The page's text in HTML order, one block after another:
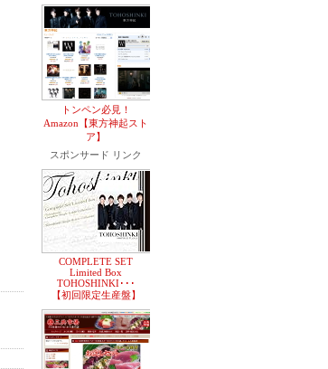
トンペン必見！
Amazon【東方神起スト
ア】
スポンサード リンク
COMPLETE SET
Limited Box
TOHOSHINKI･･･
【初回限定生産盤】